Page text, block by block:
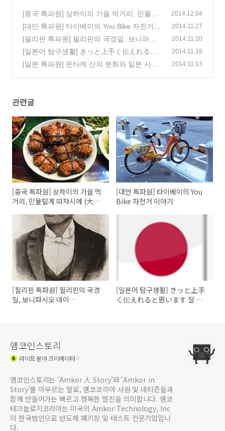
[중국 특파원] 상하이의 가을 먹거리, 민물털
게 따쟈시에 (大闸蟹)
(1)
2014.12.04
[대만 특파원] 타이베이의 You Bike 자전거
이야기
(0)
2014.11.27
[필리핀 특파원] 필리핀의 국경일, 보니파시
오 데이 (Bonifacio Day)
(0)
2014.11.20
[일본어 탐구생활] きっと上手く伝えれると
思います 잘 될 겁니다
(0)
2014.11.18
[일본 특파원] 온타케 산의 분화와 일본 사람
2014.11.13
관련글
[중국 특파원] 상하이의 가을 먹
거리, 민물털게 따쟈시에 (大闸
[대만 특파원] 타이베이의 You
Bike 자전거 이야기
[필리핀 특파원] 필리핀의 국경
일, 보니파시오 데이
[일본어 탐구생활] きっと上手
く伝えれると思います 잘 될
앰코인스토리
라이프분야 크리에이터
앰코인스토리는 ‘Amkor 人 Story’와 ‘Amkor in
Story’를 아우르는 말로, 앰코코리아 사원 및 네티즌들과
함께 만들어가는 빠르고 행복한 웹진을 의미합니다. 앰코
테크놀로지코리아는 미국의 Amkor Technology, Inc
의 한국법인으로 반도체 패키징 및 테스트 전문기업입니
다.